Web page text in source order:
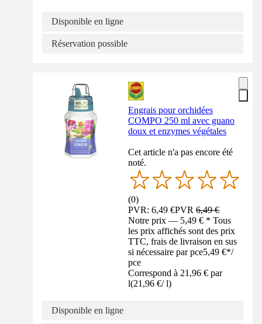
Disponible en ligne
Réservation possible
Engrais pour orchidées
COMPO 250 ml avec guano
doux et enzymes végétales
Cet article n'a pas encore été
noté.
(0)
PVR: 6,49 €PVR6,49 €
Notre prix — 5,49 € * Tous
les prix affichés sont des prix
TTC, frais de livraison en sus
si nécessaire par pce5,49 €*/
pce
Correspond à 21,96 € par
l(21,96 €/ l)
Disponible en ligne